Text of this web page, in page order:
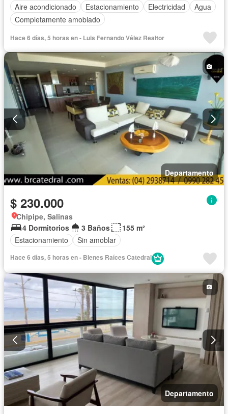
Aire acondicionado
Estacionamiento Electricidad
Agua
Completamente amoblado
Hace 6 días, 5 horas en - Luis Fernando Vélez Realtor
Departamento
$ 230.000
Chipipe, Salinas
4 Dormitorios
3 Baños
155 m²
Estacionamiento
Sin amoblar
Hace 6 días, 5 horas en - Bienes Raíces Catedral
Departamento